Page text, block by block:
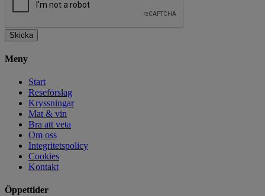
Skicka
Meny
Start
Reseförslag
Kryssningar
Mat & vin
Bra att veta
Om oss
Integritetspolicy
Cookies
Kontakt
Öppettider